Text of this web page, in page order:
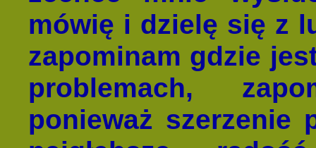
mówię i dzielę się z
zapominam gdzie
problemach,
ponieważ szerzenie